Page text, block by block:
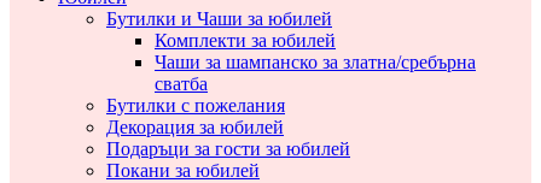
Бутилки и Чаши за юбилей
Комплекти за юбилей
Чаши за шампанско за златна/сребърна
сватба
Бутилки с пожелания
Декорация за юбилей
Подаръци за гости за юбилей
Покани за юбилей